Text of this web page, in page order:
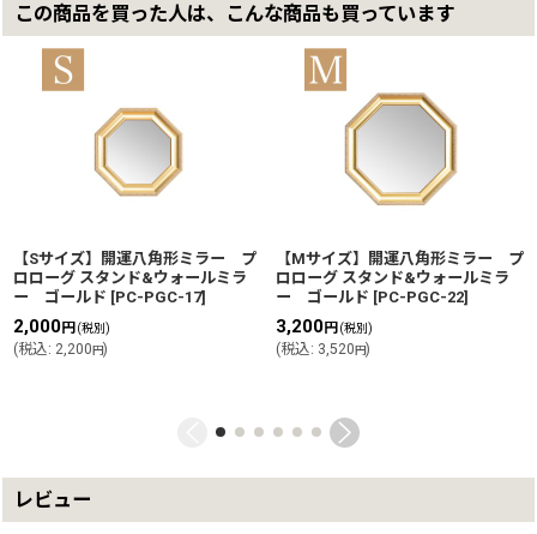
この商品を買った人は、こんな商品も買っています
【Sサイズ】開運八角形ミラー プ
ロローグ スタンド&ウォールミラ
ー ゴールド [PC-PGC-17]
2,000円(税別)
(税込: 2,200円)
【Mサイズ】開運八角形ミラー プ
ロローグ スタンド&ウォールミラ
ー ゴールド [PC-PGC-22]
3,200円(税別)
(税込: 3,520円)
レビュー